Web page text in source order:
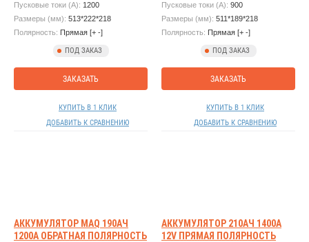
Пусковые токи (А): 1200
Размеры (мм): 513*222*218
Полярность: Прямая [+ -]
ПОД ЗАКАЗ
ЗАКАЗАТЬ
КУПИТЬ В 1 КЛИК
ДОБАВИТЬ К СРАВНЕНИЮ
Пусковые токи (А): 900
Размеры (мм): 511*189*218
Полярность: Прямая [+ -]
ПОД ЗАКАЗ
ЗАКАЗАТЬ
КУПИТЬ В 1 КЛИК
ДОБАВИТЬ К СРАВНЕНИЮ
АККУМУЛЯТОР MAQ 190АЧ
1200А ОБРАТНАЯ ПОЛЯРНОСТЬ
АККУМУЛЯТОР 210АЧ 1400А
12V ПРЯМАЯ ПОЛЯРНОСТЬ